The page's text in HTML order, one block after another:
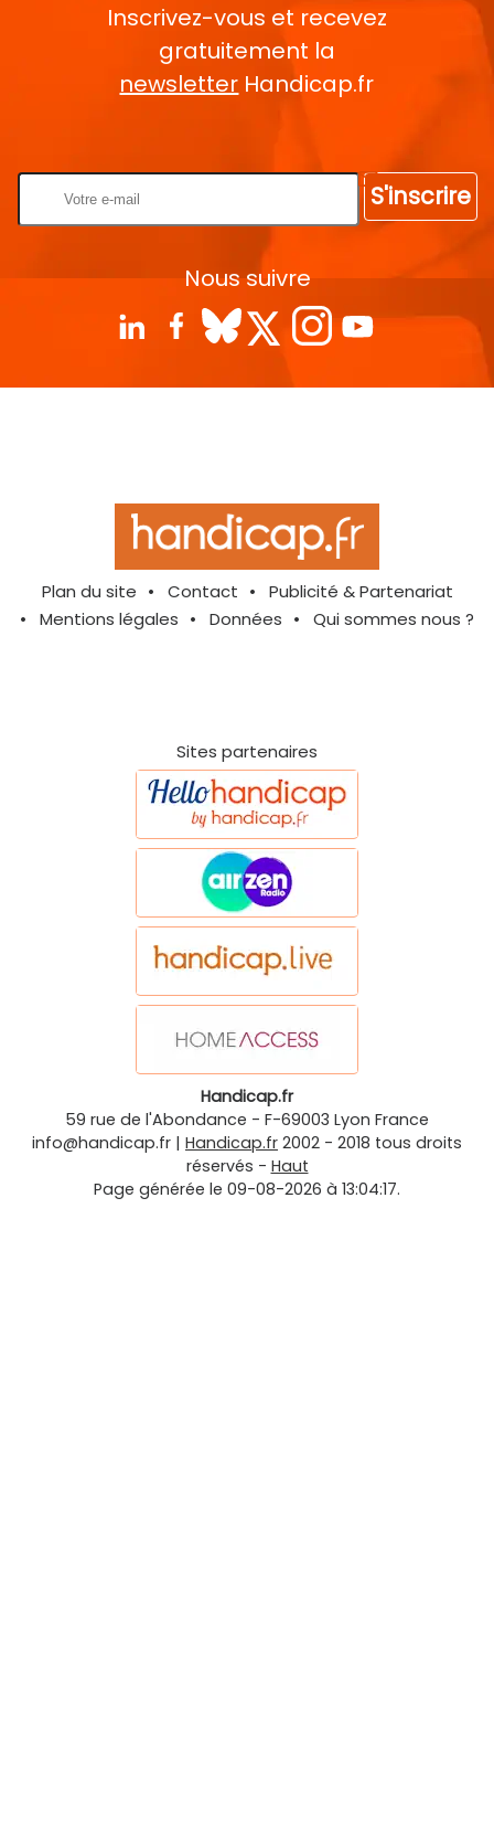
Inscrivez-vous et recevez
gratuitement la
newsletter Handicap.fr
S'inscrire
Nous suivre
Plan du site Contact
Publicité & Partenariat
Mentions légales
Données Qui sommes nous ?
Sites partenaires
Handicap.fr
59 rue de l'Abondance - F-69003 Lyon France
info@handicap.fr | Handicap.fr 2002 - 2018 tous droits
réservés - Haut
Page générée le 09-08-2026 à 13:04:17.